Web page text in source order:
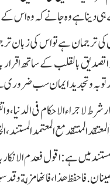
ہی دینا ہے وہ جانے کہ وہ
ترجمان ہے تو اس کی زبان
تصدیق بالقلب کے ساتھ
توبہ و تجدید ایمان سب
شرط لاجراء الاحكام فى
مع المعتمد المستند ، الخاتمة
میں ہے:اقول فعدم
فاحفظ هذا، فانها مزلة و قد سبقت